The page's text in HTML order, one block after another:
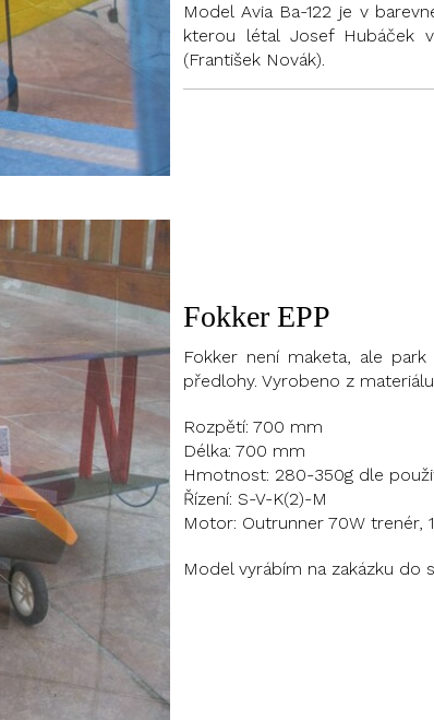
Model Avia Ba-122 je v
kterou létal Josef Hubáček
(František Novák).
Fokker EPP
Fokker není maketa, ale
předlohy. Vyrobeno z
Rozpětí: 700 mm
Délka: 700 mm
Hmotnost: 280-350g dle
Řízení: S-V-K(2)-M
Motor: Outrunner 70W trenér,
Model vyrábím na zakázku do